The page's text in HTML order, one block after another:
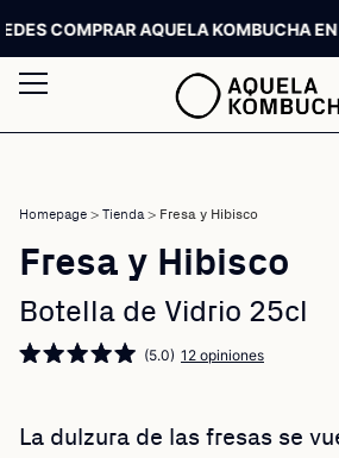
COMPRAR AQUELA KOMBUCHA EN THE
Homepage > Tienda> Fresa y Hibisco
Fresa y Hibisco
Botella de Vidrio 25cl
(5.0) 12 opiniones
La dulzura de las fresas se